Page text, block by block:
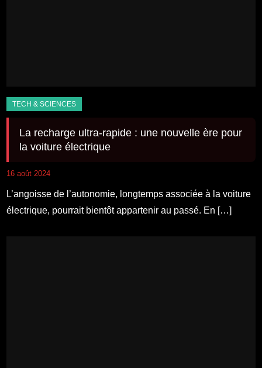
La recharge ultra-rapide : une nouvelle ère pour
la voiture électrique
16 août 2024
L’angoisse de l’autonomie, longtemps associée à la voiture
électrique, pourrait bientôt appartenir au passé. En […]